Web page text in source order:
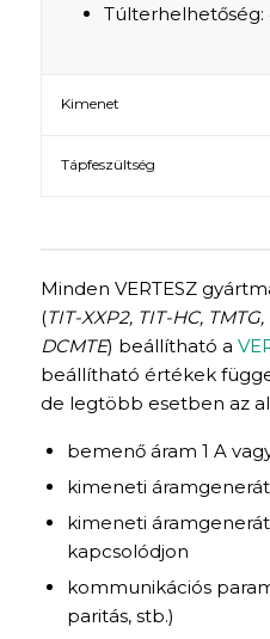
Túlterhelhetőség:
Kimenet
Tápfeszültség
Minden VERTESZ
(TIT-XXP2, TIT-HC,
DCMTE) beállítható a
beállítható értékek
de legtöbb esetben az
bemenő áram 1 A
kimeneti
kimeneti
kapcsolódjon
kommunikációs
paritás, stb.)